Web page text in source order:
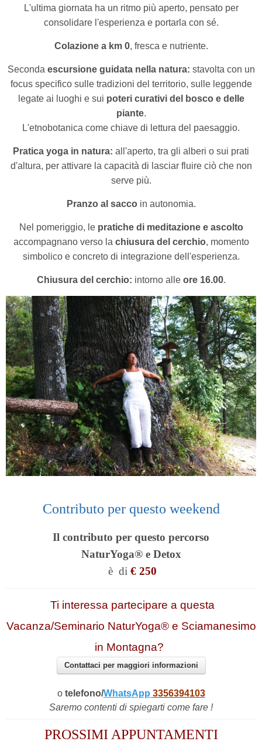
L'ultima giornata ha un ritmo più aperto, pensato per
consolidare l'esperienza e portarla con sé.
Colazione a km 0, fresca e nutriente.
Seconda escursione guidata nella natura: stavolta con un
focus specifico sulle tradizioni del territorio, sulle leggende
legate ai luoghi e sui poteri curativi del bosco e delle
piante.
L'etnobotanica come chiave di lettura del paesaggio.
Pratica yoga in natura: all'aperto, tra gli alberi o sui prati
d'altura, per attivare la capacità di lasciar fluire ciò che non
serve più.
Pranzo al saccoin autonomia.
Nel pomeriggio, le pratiche di meditazione e ascolto
accompagnano verso la chiusura del cerchio, momento
simbolico e concreto di integrazione dell'esperienza.
Chiusura del cerchio: intorno alleore 16.00.
Contributo per questo weekend
Il contributo per questo percorso
NaturYoga®e Detox
è di € 250
Ti interessa partecipare a questa
Vacanza/Seminario NaturYoga® e Sciamanesimo
in Montagna?
Contattaci per maggiori informazioni
o telefono/WhatsApp 3356394103
Saremo contenti di spiegarti come fare !
PROSSIMI APPUNTAMENTI